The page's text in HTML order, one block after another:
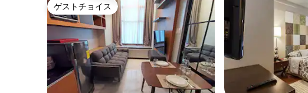
ゲストチョイス
ゲストチョイス